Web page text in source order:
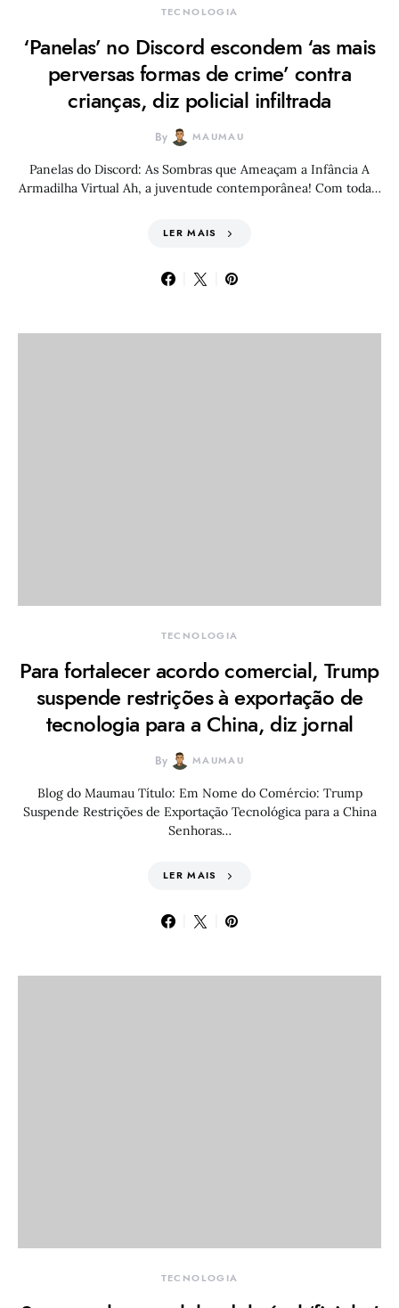
TECNOLOGIA
‘Panelas’ no Discord escondem ‘as mais
perversas formas de crime’ contra
crianças, diz policial infiltrada
By MAUMAU
Panelas do Discord: As Sombras que Ameaçam a Infância A
Armadilha Virtual Ah, a juventude contemporânea! Com toda…
LER MAIS
TECNOLOGIA
Para fortalecer acordo comercial, Trump
suspende restrições à exportação de
tecnologia para a China, diz jornal
By MAUMAU
Blog do Maumau Título: Em Nome do Comércio: Trump
Suspende Restrições de Exportação Tecnológica para a China
Senhoras…
LER MAIS
TECNOLOGIA